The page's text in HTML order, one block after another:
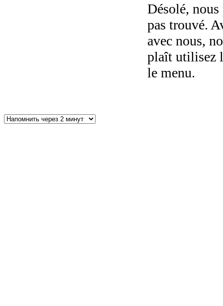
Désolé,
pas trouvé.
avec nous,
plaît utilisez
le menu.